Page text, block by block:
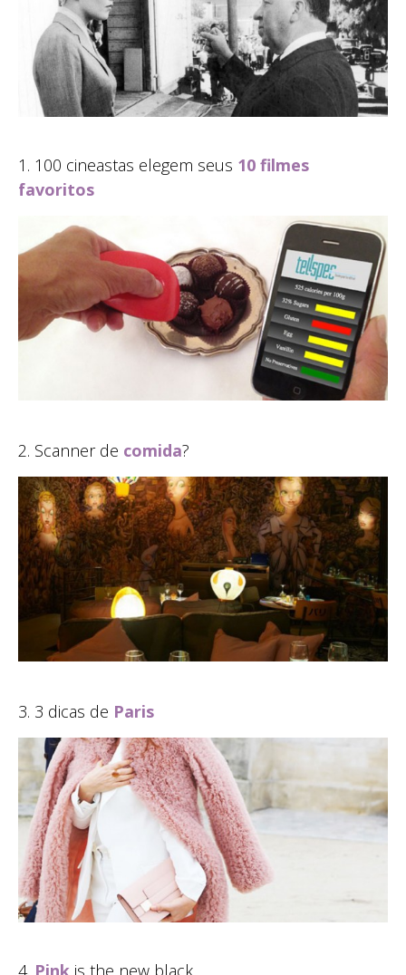
1. 100 cineastas elegem seus 10 filmes
favoritos
2. Scanner de comida?
3. 3 dicas de Paris
4. Pink is the new black